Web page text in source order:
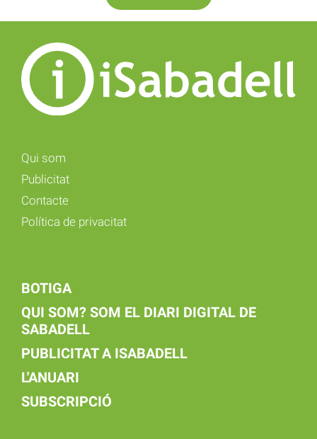
Qui som
Publicitat
Contacte
Política de privacitat
BOTIGA
QUI SOM? SOM EL DIARI DIGITAL DE
SABADELL
PUBLICITAT A ISABADELL
L'ANUARI
SUBSCRIPCIÓ